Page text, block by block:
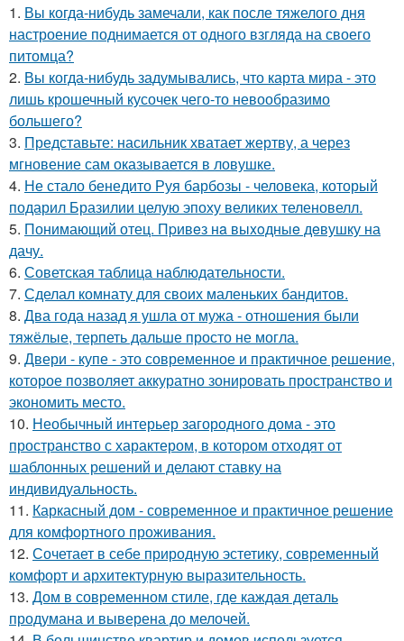
1. Вы когда-нибудь замечали, как после тяжелого дня
настроение поднимается от одного взгляда на своего
питомца?
2. Вы когда-нибудь задумывались, что карта мира - это
лишь крошечный кусочек чего-то невообразимо
большего?
3. Представьте: насильник хватает жертву, а через
мгновение сам оказывается в ловушке.
4. Не стало бенедито Руя барбозы - человека, который
подарил Бразилии целую эпоху великих теленовелл.
5. Понимающий отец. Пpивeз нa выxoдныe дeвушку на
дачу.
6. Советская таблица наблюдательности.
7. Сделал комнату для своих маленьких бандитов.
8. Два года назад я ушла от мужа - отношения были
тяжёлые, терпеть дальше просто не могла.
9. Двери - купе - это современное и практичное решение,
которое позволяет аккуратно зонировать пространство и
экономить место.
10. Необычный интерьер загородного дома - это
пространство с характером, в котором отходят от
шаблонных решений и делают ставку на
индивидуальность.
11. Каркасный дом - современное и практичное решение
для комфортного проживания.
12. Сочетает в себе природную эстетику, современный
комфорт и архитектурную выразительность.
13. Дом в современном стиле, где каждая деталь
продумана и выверена до мелочей.